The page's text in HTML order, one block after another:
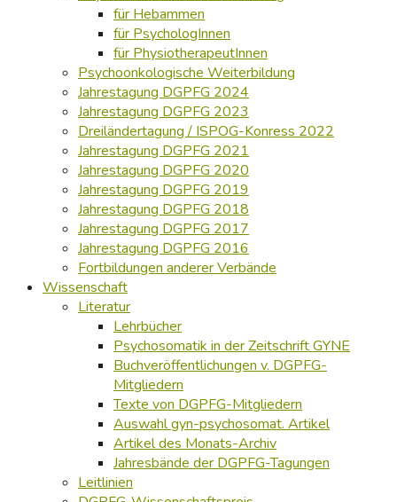
für Hebammen
für PsychologInnen
für PhysiotherapeutInnen
Psychoonkologische Weiterbildung
Jahrestagung DGPFG 2024
Jahrestagung DGPFG 2023
Dreiländertagung / ISPOG-Konress 2022
Jahrestagung DGPFG 2021
Jahrestagung DGPFG 2020
Jahrestagung DGPFG 2019
Jahrestagung DGPFG 2018
Jahrestagung DGPFG 2017
Jahrestagung DGPFG 2016
Fortbildungen anderer Verbände
Wissenschaft
Literatur
Lehrbücher
Psychosomatik in der Zeitschrift GYNE
Buchveröffentlichungen v. DGPFG-
Mitgliedern
Texte von DGPFG-Mitgliedern
Auswahl gyn-psychosomat. Artikel
Artikel des Monats-Archiv
Jahresbände der DGPFG-Tagungen
Leitlinien